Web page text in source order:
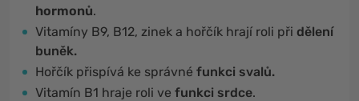
hormonů.
Vitamíny B9, B12, zinek a hořčík hrají roli při dělení
buněk.
Hořčík přispívá ke správné funkci svalů.
Vitamín B1 hraje roli ve funkci srdce.